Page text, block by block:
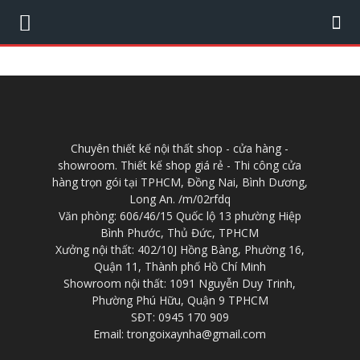
Chuyên thiết kế nội thất shop - cửa hàng -
showroom. Thiết kế shop giá rẻ - Thi công cửa
hàng trọn gói tại TPHCM, Đồng Nai, Bình Dương,
Long An. /m/02rfdq
Văn phòng: 606/46/15 Quốc lộ 13 phường Hiệp
Bình Phước, Thủ Đức, TPHCM
Xưởng nội thất: 402/10J Hồng Bàng, Phường 16,
Quận 11, Thành phố Hồ Chí Minh
Showroom nội thất: 1091 Nguyễn Duy Trinh,
Phường Phú Hữu, Quận 9 TPHCM
SĐT: 0945 170 909
Email: trongoixaynha@gmail.com